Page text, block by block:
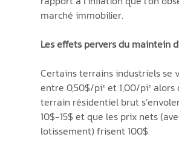
marché immobilier.
Les effets pervers du maintein
Certains terrains industriels se
entre 0,50$/pi² et 1,00/pi² alors
terrain résidentiel brut
10$-15$ et que les prix nets
lotissement) frisent 100$.